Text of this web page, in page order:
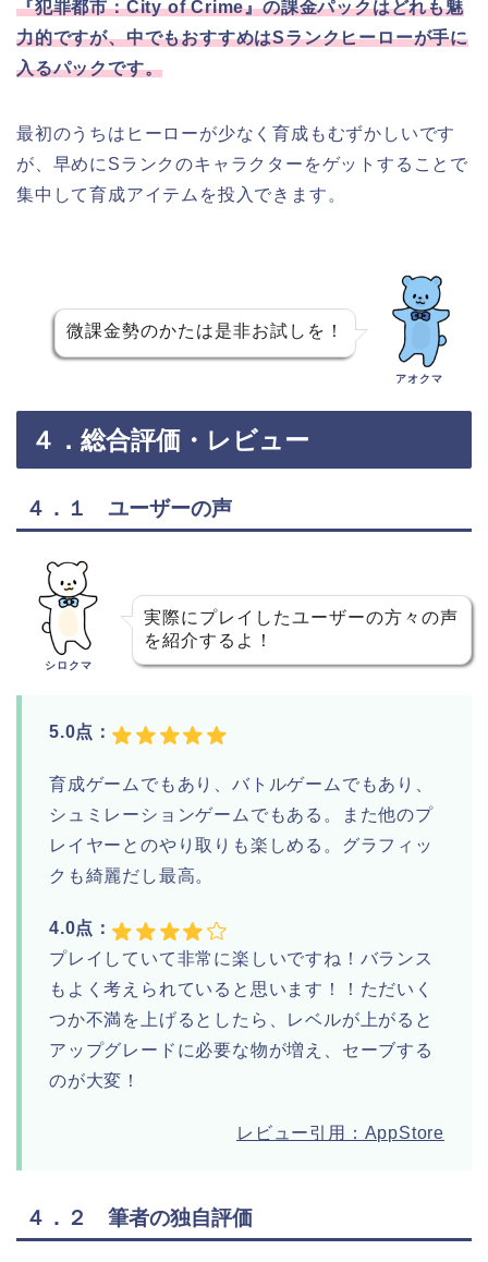
『犯罪都市：City of Crime』の課金パックはどれも魅
力的ですが、中でもおすすめはSランクヒーローが手に
入るパックです。
最初のうちはヒーローが少なく育成もむずかしいです
が、早めにSランクのキャラクターをゲットすることで
集中して育成アイテムを投入できます。
微課金勢のかたは是非お試しを！
アオクマ
４．総合評価・レビュー
４．１ ユーザーの声
シロクマ
実際にプレイしたユーザーの方々の声
を紹介するよ！
5.0点：
育成ゲームでもあり、バトルゲームでもあり、
シュミレーションゲームでもある。また他のプ
レイヤーとのやり取りも楽しめる。グラフィッ
クも綺麗だし最高。
4.0点：
プレイしていて非常に楽しいですね！バランス
もよく考えられていると思います！！ただいく
つか不満を上げるとしたら、レベルが上がると
アップグレードに必要な物が増え、セーブする
のが大変！
レビュー引用：AppStore
４．２ 筆者の独自評価